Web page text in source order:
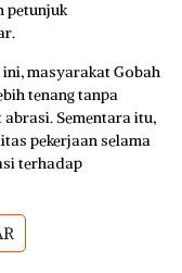
petunjuk
masyarakat Gobah
tenang tanpa
Sementara itu,
pekerjaan selama
terhadap